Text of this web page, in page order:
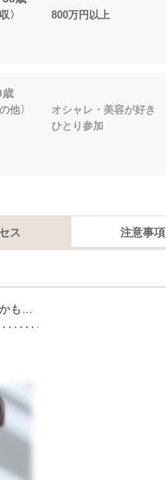
収〉 800万円以上
歳
の他〉 オシャレ・美容が好き
とり参加
ス 注意事項
も…